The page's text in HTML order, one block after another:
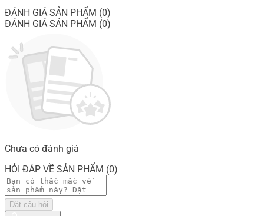
ĐÁNH GIÁ SẢN PHẨM (0)
ĐÁNH GIÁ SẢN PHẨM (0)
Chưa có đánh giá
HỎI ĐÁP VỀ SẢN PHẨM (0)
Đặt câu hỏi